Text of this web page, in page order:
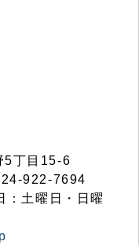
丁目15-6
922-7694
土曜日・日曜